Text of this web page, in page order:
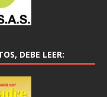
DEBE LEER: